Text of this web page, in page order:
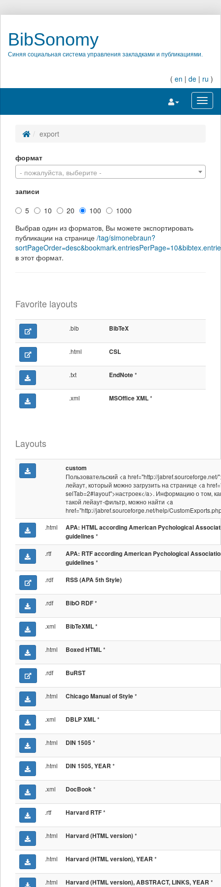
BibSonomy
Синяя социальная система управления закладками и публикациями.
( en | de | ru )
Переключить
export
формат
- пожалуйста, выберите -
записи
5
10 20 100
1000
Выбрав один из форматов, Вы можете экспортировать
публикации на странице /tag/simonebraun?
в этот формат.
Favorite layouts
.bib BibTeX
.html CSL
.txt EndNote*
.xml MSOffice XML*
Layouts
custom
Пользовательский <a href="http://jabref.sourceforge.net/
лейаут, который можно загрузить на странице <a
selTab=2#layout">настроек</a>. Информацию о том,
такой лейаут-фильтр, можно найти <a
href="http://jabref.sourceforge.net/help/
.html
APA: HTML according American Pychological
guidelines *
.rtf
APA: RTF according American Pychological
guidelines *
.rdf RSS (APA 5th Style)
.rdf BibO RDF*
.xml BibTeXML*
.html Boxed HTML*
.rdf BuRST
.html Chicago Manual of Style*
.xml DBLP XML*
.html DIN 1505 *
.html DIN 1505, YEAR *
.xml DocBook*
.rtf Harvard RTF*
.html Harvard (HTML version)*
.html Harvard (HTML version), YEAR *
.html Harvard (HTML version), ABSTRACT, LINKS, YEAR *